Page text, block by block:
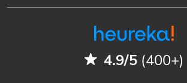
4.9/5 (400+)